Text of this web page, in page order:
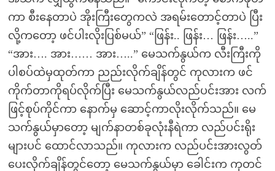
ကာ စီးနေတာပဲ အိုးကြီးတွေကလဲ အရမ်းတောင့်တာပဲ ပြီး
လို့ကတော့ ဖင်ပါးလိုးပြစ်မယ်” “ဖြန်း.. ဖြန်း… ဖြန်း…..”
“အား…. အား…… အား…..” မေသက်နွယ်က လီးကြီးကို
ပါစပ်ထဲမှထုတ်ကာ ညည်းလိုက်ချိန်တွင် ကုလားက ဖင်
ကိုက်တာကိုရပ်လိုက်ပြီး မေသက်နွယ်လည်ပင်းအား လက်
ဖြင့်စုပ်ကိုင်ကာ နောက်မှ ဆောင့်ကာလိုးလိုက်သည်။ မေ
သက်နွယ်မှာတော့ မျက်နာတစ်ခုလုံးနီရဲကာ လည်ပင်းရိုး
များပင် ထောင်လာသည်။ ကုလားက လည်ပင်းအားလွတ်
ပေးလိုက်ချိန်တွင်တော့ မေသက်နွယ်မှာ ခေါင်းက ကုတင်